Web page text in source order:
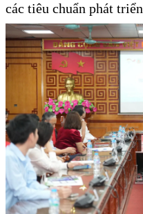
các tiêu chuẩn phát